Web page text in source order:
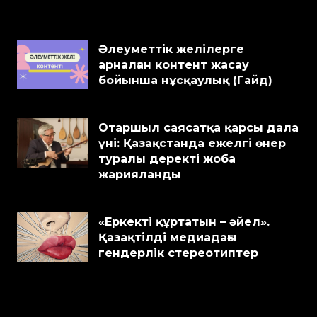
Әлеуметтік желілерге
арналған контент жасау
бойынша нұсқаулық (Гайд)
Отаршыл саясатқа қарсы дала
үні: Қазақстанда ежелгі өнер
туралы деректі жоба
жарияланды
«Еркекті құртатын – әйел».
Қазақтілді медиадағы
гендерлік стереотиптер